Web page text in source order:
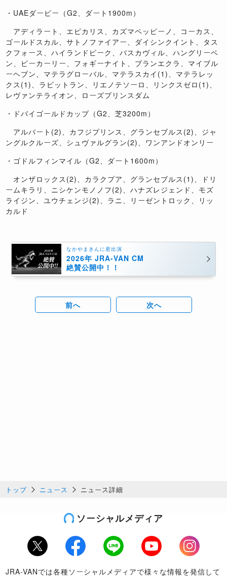
・UAEダービー（G2、ダート1900m）
アディラート、エピカリス、カズマペッピーノ、コーカス、
ゴールドスカル、サトノファイアー、ダイシンクイント、タス
クフォース、ハイランドピーク、バスカヴィル、ハングリーベ
ン、ビーカーリー、フォギーナイト、ブランエクラ、マイブル
ーヘブン、マテラグローバル、マテラスカイ(1)、マテラレッ
クス(1)、ラビットラン、リエノテソーロ、リンクスゼロ(1)、
レヴァンテライオン、ローズプリンスダム
・ドバイゴールドカップ（G2、芝3200m）
アルバート(2)、カフジプリンス、グランセブルス(2)、ジャ
ングルクルーズ、シュヴァルグラン(2)、ワンアンドオンリー
・ゴドルフィンマイル（G2、ダート1600m）
オンザロックス(2)、カラクプア、グランセブルス(1)、ドリ
ームキラリ、ニシケンモノノフ(2)、ハナズレジェンド、モズ
ライジン、ユウチェンジ(2)、ラニ、リーゼントロック、リッ
カルド
なかやまきんに君出演
2026年 JRA-VAN CM
絶賛公開中！！
前へ 次へ
トップ ニュース ニュース詳細
ソーシャルメディア
Twitter Facebook LINE Youtube
Instagram
JRA-VANでは各種ソーシャルメディアで様々な情報を発信して